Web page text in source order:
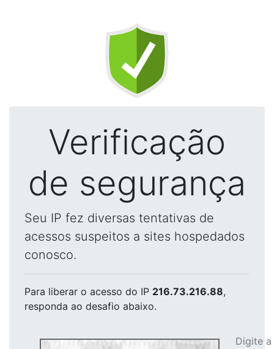
Verificação
de segurança
Seu IP fez diversas tentativas de
acessos suspeitos a sites hospedados
conosco.
Para liberar o acesso do IP 216.73.216.88,
responda ao desafio abaixo.
Digite